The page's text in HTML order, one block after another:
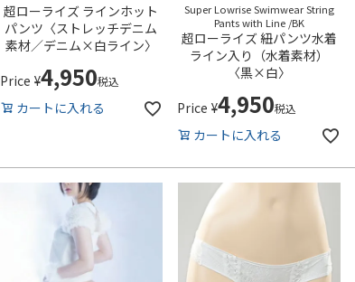
超ローライズ ラインホット
パンツ〈ストレッチデニム
素材／デニム×白ライン〉
Price ¥4,950税込
カートに入れる
Super Lowrise Swimwear String
Pants with Line /BK
超ローライズ 紐パンツ水着
ライン入り（水着素材）
〈黒×白〉
Price ¥4,950税込
カートに入れる